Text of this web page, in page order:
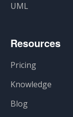
UML
Resources
Pricing
Knowledge
Blog